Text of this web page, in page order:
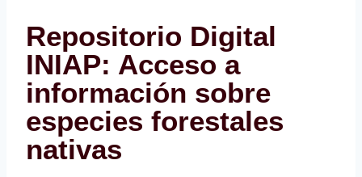
Repositorio Digital
INIAP: Acceso a
información sobre
especies forestales
nativas